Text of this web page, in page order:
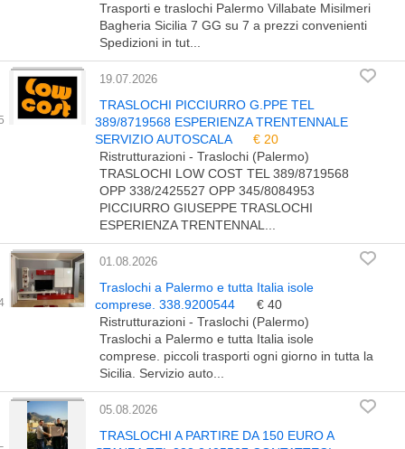
Trasporti e traslochi Palermo Villabate Misilmeri
Bagheria Sicilia 7 GG su 7 a prezzi convenienti
Spedizioni in tut...
19.07.2026
TRASLOCHI PICCIURRO G.PPE TEL
389/8719568 ESPERIENZA TRENTENNALE
SERVIZIO AUTOSCALA
€ 20
Ristrutturazioni - Traslochi (Palermo)
TRASLOCHI LOW COST TEL 389/8719568
OPP 338/2425527 OPP 345/8084953
PICCIURRO GIUSEPPE TRASLOCHI
ESPERIENZA TRENTENNAL...
01.08.2026
Traslochi a Palermo e tutta Italia isole
comprese. 338.9200544
€ 40
Ristrutturazioni - Traslochi (Palermo)
Traslochi a Palermo e tutta Italia isole
comprese. piccoli trasporti ogni giorno in tutta la
Sicilia. Servizio auto...
05.08.2026
TRASLOCHI A PARTIRE DA 150 EURO A